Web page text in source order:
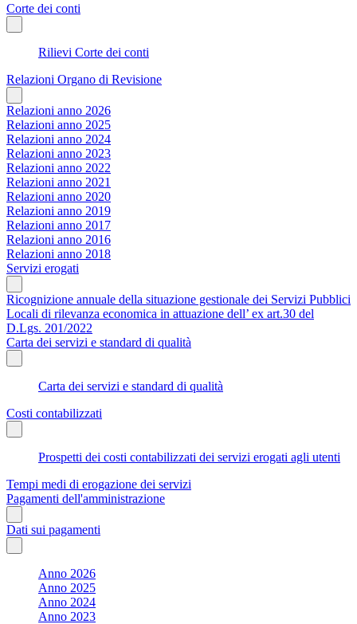
Corte dei conti
Rilievi Corte dei conti
Relazioni Organo di Revisione
Relazioni anno 2026
Relazioni anno 2025
Relazioni anno 2024
Relazioni anno 2023
Relazioni anno 2022
Relazioni anno 2021
Relazioni anno 2020
Relazioni anno 2019
Relazioni anno 2017
Relazioni anno 2016
Relazioni anno 2018
Servizi erogati
Ricognizione annuale della situazione gestionale dei Servizi Pubblici
Locali di rilevanza economica in attuazione dell’ ex art.30 del
D.Lgs. 201/2022
Carta dei servizi e standard di qualità
Carta dei servizi e standard di qualità
Costi contabilizzati
Prospetti dei costi contabilizzati dei servizi erogati agli utenti
Tempi medi di erogazione dei servizi
Pagamenti dell'amministrazione
Dati sui pagamenti
Anno 2026
Anno 2025
Anno 2024
Anno 2023